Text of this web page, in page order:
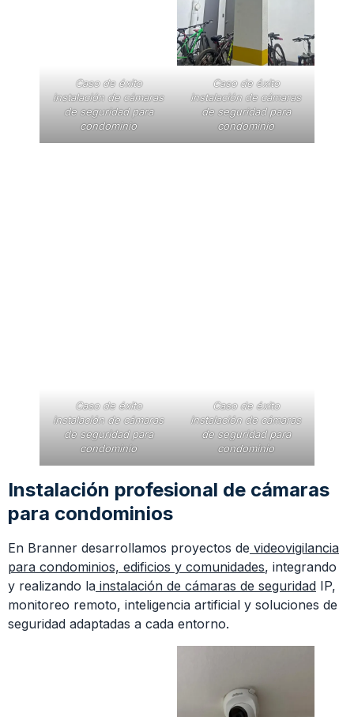
Caso de éxito
instalación de cámaras
de seguridad para
condominio
Caso de éxito
instalación de cámaras
de seguridad para
condominio
Caso de éxito
instalación de cámaras
de seguridad para
condominio
Caso de éxito
instalación de cámaras
de seguridad para
condominio
Instalación profesional de cámaras
para condominios
En Branner desarrollamos proyectos de videovigilancia
para condominios, edificios y comunidades, integrando
y realizando la instalación de cámaras de seguridad IP,
monitoreo remoto, inteligencia artificial y soluciones de
seguridad adaptadas a cada entorno.